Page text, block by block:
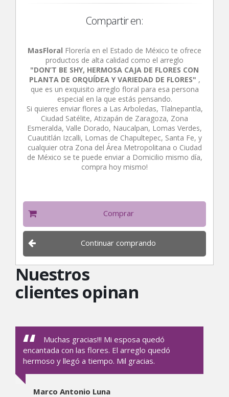
Compartir en:
MasFloral Florería en el Estado de México te ofrece
productos de alta calidad como el arreglo
"DON’T BE SHY, HERMOSA CAJA DE FLORES CON
PLANTA DE ORQUÍDEA Y VARIEDAD DE FLORES" ,
que es un exquisito arreglo floral para esa persona
especial en la que estás pensando.
Si quieres enviar flores a Las Arboledas, Tlalnepantla,
Ciudad Satélite, Atizapán de Zaragoza, Zona
Esmeralda, Valle Dorado, Naucalpan, Lomas Verdes,
Cuautitlán Izcalli, Lomas de Chapultepec, Santa Fe, y
cualquier otra Zona del Área Metropolitana o Ciudad
de México se te puede enviar a Domicilio mismo día,
compra hoy mismo!
Comprar
Continuar comprando
Nuestros
clientes opinan
Muchas gracias!!! Mi esposa quedó
encantada con las flores. El arreglo quedó
hermoso y llegó a tiempo. Mil gracias.
Marco Antonio Luna